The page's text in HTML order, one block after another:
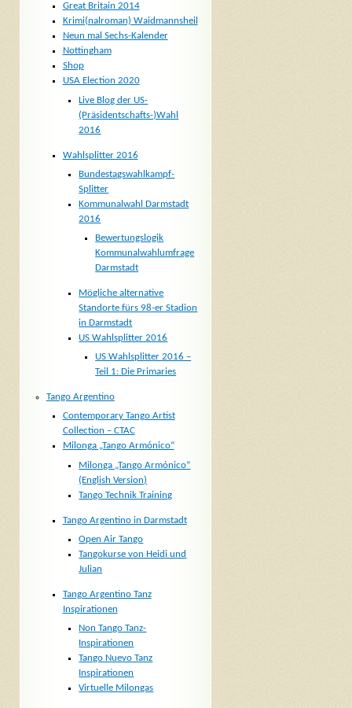
Great Britain 2014
Krimi(nalroman) Waidmannsheil
Neun mal Sechs-Kalender
Nottingham
Shop
USA Election 2020
Live Blog der US-
(Präsidentschafts-)Wahl
2016
Wahlsplitter 2016
Bundestagswahlkampf-
Splitter
Kommunalwahl Darmstadt
2016
Bewertungslogik
Kommunalwahlumfrage
Darmstadt
Mögliche alternative
Standorte fürs 98-er Stadion
in Darmstadt
US Wahlsplitter 2016
US Wahlsplitter 2016 –
Teil 1: Die Primaries
Tango Argentino
Contemporary Tango Artist
Collection – CTAC
Milonga „Tango Armónico“
Milonga „Tango Armónico“
(English Version)
Tango Technik Training
Tango Argentino in Darmstadt
Open Air Tango
Tangokurse von Heidi und
Julian
Tango Argentino Tanz
Inspirationen
Non Tango Tanz-
Inspirationen
Tango Nuevo Tanz
Inspirationen
Virtuelle Milongas